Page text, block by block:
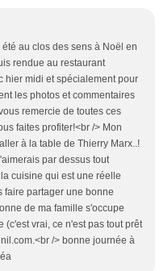
au clos des sens à Noël en
rendue au restaurant
hier midi et spécialement pour
les photos et commentaires
remercie de toutes ces
faites profiter!<br /> Mon
à la table de Thierry Marx..!
par dessus tout
cuisine qui est une réelle
faire partager une bonne
de ma famille s'occupe
vrai, ce n'est pas tout prêt
/> bonne journée à